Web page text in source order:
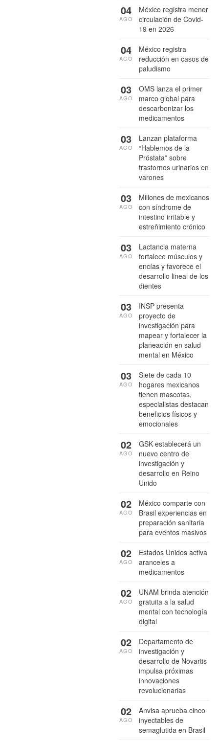
México registra menor
circulación de Covid-
19 en 2026
04
AGO
México registra
reducción en casos de
paludismo
04
AGO
OMS lanza el primer
marco global para
descarbonizar los
medicamentos
03
AGO
Lanzan plataforma
“Hablemos de la
Próstata” sobre
trastornos urinarios en
varones
03
AGO
Millones de mexicanos
con síndrome de
intestino irritable y
estreñimiento crónico
03
AGO
Lactancia materna
fortalece músculos y
encías y favorece el
desarrollo lineal de los
dientes
03
AGO
INSP presenta
proyecto de
investigación para
mapear y fortalecer la
planeación en salud
mental en México
03
AGO
Siete de cada 10
hogares mexicanos
tienen mascotas,
especialistas destacan
beneficios físicos y
emocionales
03
AGO
GSK establecerá un
nuevo centro de
investigación y
desarrollo en Reino
Unido
02
AGO
México comparte con
Brasil experiencias en
preparación sanitaria
para eventos masivos
02
AGO
Estados Unidos activa
aranceles a
medicamentos
02
AGO
UNAM brinda atención
gratuita a la salud
mental con tecnología
digital
02
AGO
Departamento de
investigación y
desarrollo de Novartis
impulsa próximas
innovaciones
revolucionarias
02
AGO
Anvisa aprueba cinco
inyectables de
semaglutida en Brasil
02
AGO